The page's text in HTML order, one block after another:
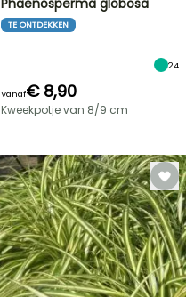
Phaenosperma globosa
TE ONTDEKKEN
24
Vanaf€ 8,90
Kweekpotje van 8/9 cm